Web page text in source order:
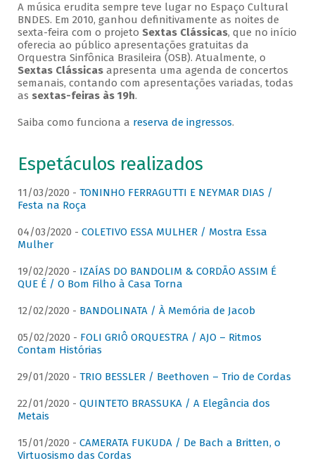
A música erudita sempre teve lugar no Espaço Cultural
BNDES. Em 2010, ganhou definitivamente as noites de
sexta-feira com o projeto Sextas Clássicas, que no início
oferecia ao público apresentações gratuitas da
Orquestra Sinfônica Brasileira (OSB). Atualmente, o
Sextas Clássicasapresenta uma agenda de concertos
semanais, contando com apresentações variadas, todas
as sextas-feiras às 19h.
Saiba como funciona a reserva de ingressos.
Espetáculos realizados
11/03/2020 - TONINHO FERRAGUTTI E NEYMAR DIAS /
Festa na Roça
04/03/2020 - COLETIVO ESSA MULHER / Mostra Essa
Mulher
19/02/2020 - IZAÍAS DO BANDOLIM & CORDÃO ASSIM É
QUE É / O Bom Filho à Casa Torna
12/02/2020 - BANDOLINATA / À Memória de Jacob
05/02/2020 - FOLI GRIÔ ORQUESTRA / AJO – Ritmos
Contam Histórias
29/01/2020 - TRIO BESSLER / Beethoven – Trio de Cordas
22/01/2020 - QUINTETO BRASSUKA / A Elegância dos
Metais
15/01/2020 - CAMERATA FUKUDA / De Bach a Britten, o
Virtuosismo das Cordas